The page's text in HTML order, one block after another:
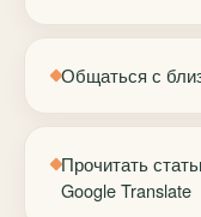
Общаться с
Прочитать
Google Translate